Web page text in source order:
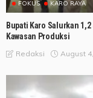
FOKUS KARO RAYA
Bupati Karo Salurkan
Kawasan Produksi
Redaksi August